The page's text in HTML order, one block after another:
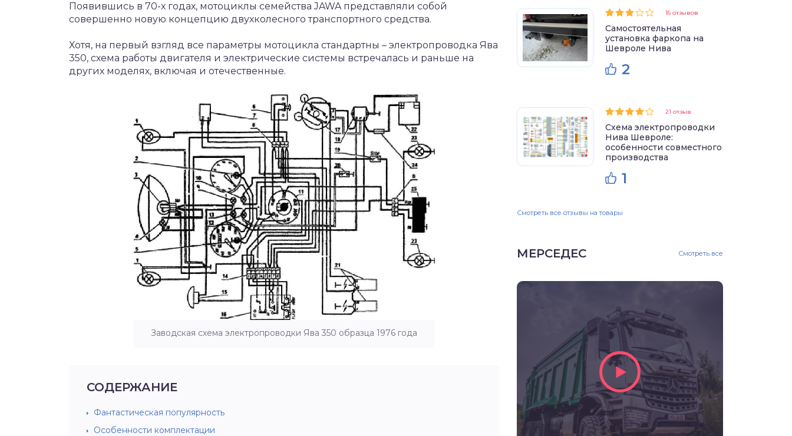
Появившись в 70-х годах, мотоциклы семейства JAWA представляли собой
совершенно новую концепцию двухколесного транспортного средства.
Хотя, на первый взгляд все параметры мотоцикла стандартны – электропроводка Ява
350, схема работы двигателя и электрические системы встречалась и раньше на
других моделях, включая и отечественные.
Заводская схема электропроводки Ява 350 образца 1976 года
СОДЕРЖАНИЕ
Фантастическая популярность
Особенности комплектации
16 отзывов
Самостоятельная
установка фаркопа на
Шевроле Нива
2
21 отзыв
Схема электропроводки
Нива Шевроле:
особенности совместного
производства
1
Смотреть все отзывы на товары
МЕРСЕДЕС Смотреть все